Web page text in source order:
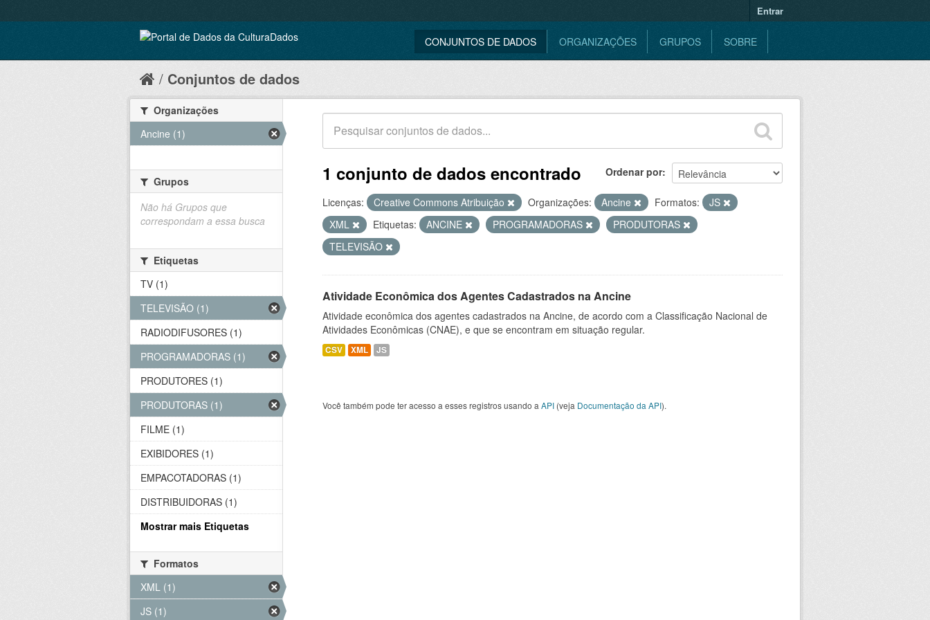
Entrar
CONJUNTOS DE DADOS ORGANIZAÇÕES GRUPOS SOBRE
Conjuntos de dados
Ordenar por
1 conjunto de dados encontrado
Licenças: Creative Commons Atribuição Organizações: Ancine Formatos:
JS
XML
Etiquetas: ANCINE PROGRAMADORAS
PRODUTORAS
TELEVISÃO
Atividade Econômica dos Agentes Cadastrados na Ancine
Atividade econômica dos agentes cadastrados na Ancine, de acordo com a Classificação Nacional de
Atividades Econômicas (CNAE), e que se encontram em situação regular.
CSV XML JS
Você também pode ter acesso a esses registros usando a API (veja Documentação da API).
Organizações
Ancine (1)
Grupos
Não há Grupos que
correspondam a essa busca
Etiquetas
TV (1)
TELEVISÃO (1)
RADIODIFUSORES (1)
PROGRAMADORAS (1)
PRODUTORES (1)
PRODUTORAS (1)
FILME (1)
EXIBIDORES (1)
EMPACOTADORAS (1)
DISTRIBUIDORAS (1)
Mostrar mais Etiquetas
Formatos
XML (1)
JS (1)